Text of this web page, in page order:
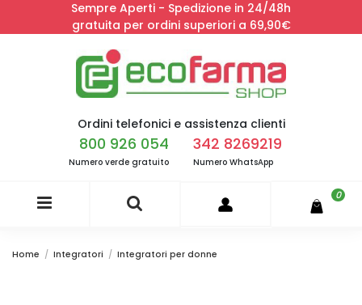
Sempre Aperti - Spedizione in 24/48h
gratuita per ordini superiori a 69,90€
Ordini telefonici e assistenza clienti
800 926 054
Numero verde gratuito
342 8269219
Numero WhatsApp
0
Home Integratori Integratori per donne